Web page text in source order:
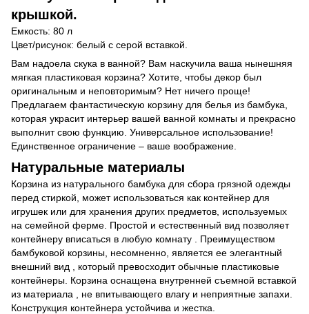
крышкой.
Емкость: 80 л
Цвет/рисунок: белый с серой вставкой.
Вам надоела скука в ванной? Вам наскучила ваша нынешняя
мягкая пластиковая корзина? Хотите, чтобы декор был
оригинальным и неповторимым? Нет ничего проще!
Предлагаем фантастическую корзину для белья из бамбука,
которая украсит интерьер вашей ванной комнаты и прекрасно
выполнит свою функцию. Универсальное использование!
Единственное ограничение – ваше воображение.
Натуральные материалы
Корзина из натурального бамбука для сбора грязной одежды
перед стиркой, может использоваться как контейнер для
игрушек или для хранения других предметов, используемых
на семейной ферме. Простой и естественный вид позволяет
контейнеру вписаться в любую комнату . Преимуществом
бамбуковой корзины, несомненно, является ее элегантный
внешний вид , который превосходит обычные пластиковые
контейнеры. Корзина оснащена внутренней съемной вставкой
из материала , не впитывающего влагу и неприятные запахи.
Конструкция контейнера устойчива и жестка.